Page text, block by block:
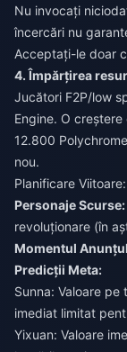
Nu invocați
încercări nu
Acceptați-le doar
4. Împărțirea
Jucători F2P/low
Engine. O
12.800
nou.
Planificare
Personaje Scurse:
revoluționare (în
Momentul
Predicții Meta:
Sunna: Valoare
imediat limitat
Yixuan: Valoare